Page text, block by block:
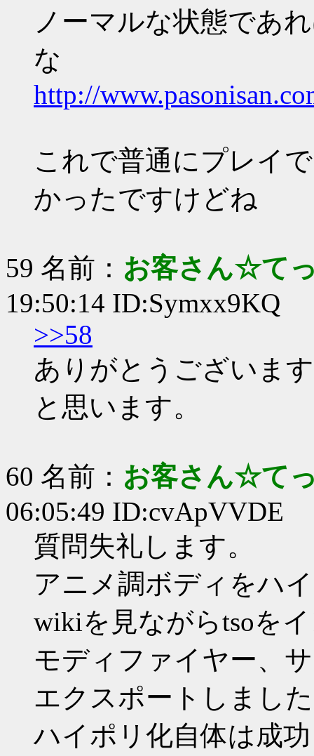
ノーマルな状態であ
な
http://
これで普通にプレイ
かったですけどね
59 名前： お客さん☆て
19:50:14 ID:Symxx9KQ
>>58
ありがとうございま
と思います。
60 名前： お客さん☆て
06:05:49 ID:cvApVVDE
質問失礼します。
アニメ調ボディをハ
wikiを見ながらtsoを
モディファイヤー、
エクスポートしまし
ハイポリ化自体は成